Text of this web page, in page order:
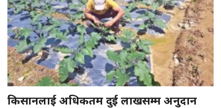
किसानलाई अधिकतम दुई लाखसम्म अनुदान